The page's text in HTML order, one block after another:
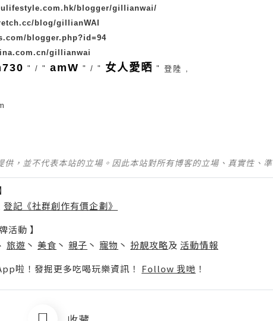
blogger/gillianwai/
blog/gillianWAI
blogger.php?id=94
gillianwai
" / " amW " / " 女人愛晒 " 登陸 ,
供，並不代表本站的立場。因此本站對所有博客的立場、真實性、
登記《社群創作有價企劃》
活動 】
旅遊 丶 美食 丶 親子 丶 寵物 丶 扮靚攻略及 活動情報
啦！發掘更多吃喝玩樂資訊！ Follow 我哋 ！